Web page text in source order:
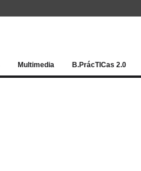
Multimedia B.PrácTICas 2.0